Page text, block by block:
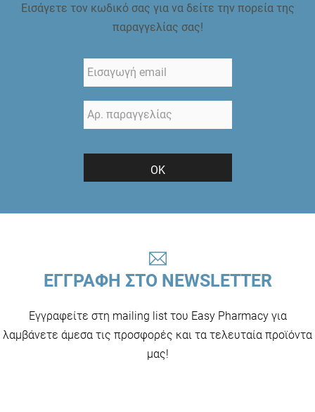
Εισάγετε τον κωδικό σας για να δείτε την πορεία της
παραγγελίας σας!
ΟΚ
ΕΓΓΡΑΦΗ ΣΤΟ NEWSLETTER
Εγγραφείτε στη mailing list του Easy Pharmacy για
λαμβάνετε άμεσα τις προσφορές και τα τελευταία προϊόντα
μας!